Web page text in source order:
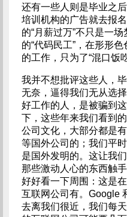
还有一些人则是毕业之
培训机构的广告就去报
的“月薪过万”不只是一
的“代码民工”，在形形
的工作，只为了“混口饭吃
我并不想批评这些人，
无奈，逼得我们无从选
好工作的人，是被骗到
下，这些年来我们看到
公司文化，大部分都是
等国外公司的；我们平
是国外发明的。这让我
那些激动人心的东西触
好好看一下周围：这是
互联网公司有。Google
去离我们很近，我们每